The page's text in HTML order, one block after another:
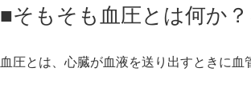
■そもそも血圧とは何か
血圧とは、心臓が血液を送り出すときに血